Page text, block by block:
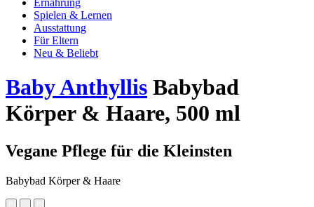
Ernährung
Spielen & Lernen
Ausstattung
Für Eltern
Neu & Beliebt
Baby Anthyllis Babybad
Körper & Haare, 500 ml
Vegane Pflege für die Kleinsten
Babybad Körper & Haare